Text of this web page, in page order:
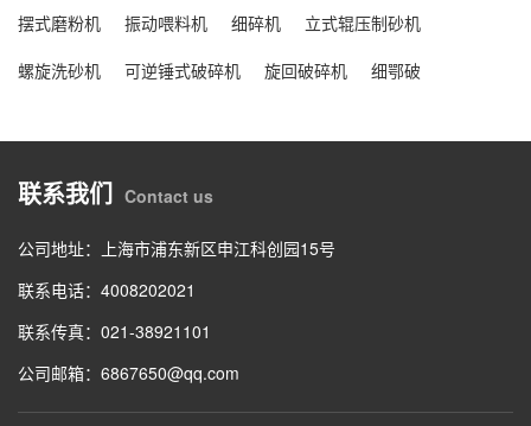
摆式磨粉机
振动喂料机 细碎机
立式辊压制砂机
螺旋洗砂机
可逆锤式破碎机 旋回破碎机 细鄂破
联系我们 Contact us
公司地址：上海市浦东新区申江科创园15号
联系电话：4008202021
联系传真：021-38921101
公司邮箱：6867650@qq.com